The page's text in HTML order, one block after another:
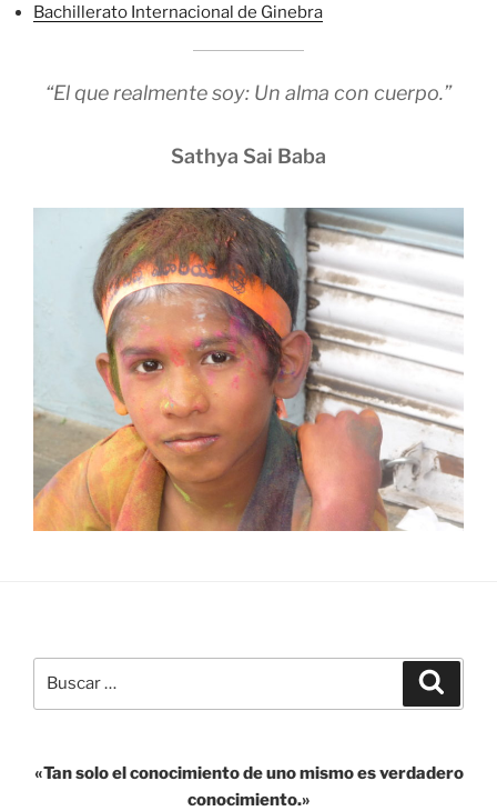
Bachillerato Internacional de Ginebra
“El que realmente soy: Un alma con cuerpo.”
Sathya Sai Baba
por:
«Tan solo el conocimiento de uno mismo es verdadero
conocimiento.»